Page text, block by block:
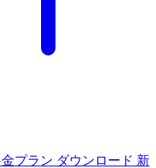
プラン ダウンロード 新